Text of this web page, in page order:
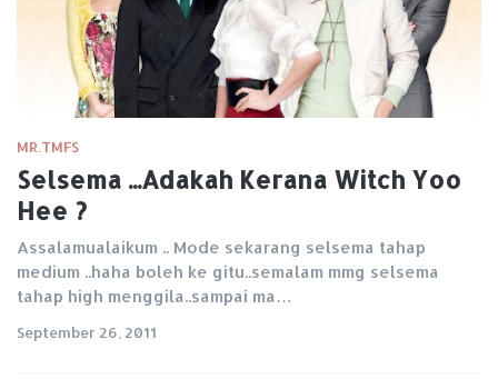
MR.TMFS
Selsema ...Adakah Kerana Witch Yoo
Hee ?
Assalamualaikum .. Mode sekarang selsema tahap
medium ..haha boleh ke gitu..semalam mmg selsema
tahap high menggila..sampai ma…
September 26, 2011